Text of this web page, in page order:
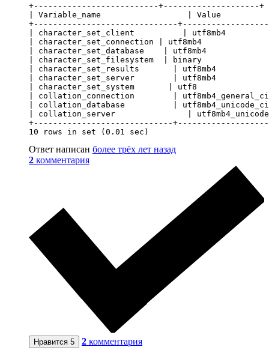
+--------------------------+--------------------+
| Variable_name                  | Value
+------------------------------
| character_set_client          | utf8mb4
| character_set_connection | utf8mb4
| character_set_database    | utf8mb4
| character_set_filesystem  | binary
| character_set_results       | utf8mb4
| character_set_server        | utf8mb4
| character_set_system       | utf8
| collation_connection        |
| collation_database          |
| collation_server               |
+-----------------------------
10 rows in set (0.01 sec)
Ответ написан более трёх лет назад
2 комментария
Нравится 5 2 комментария